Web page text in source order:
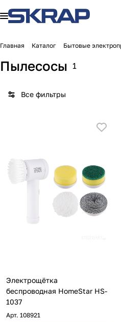
Главная Каталог Бытовые
Пылесосы 1
Все фильтры
Электрощётка
беспроводная HomeStar HS-
1037
Арт. 108921